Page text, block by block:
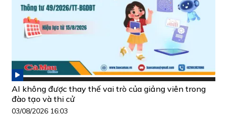
AI không được thay thế vai trò của giảng viên trong
đào tạo và thi cử
03/08/2026 16:03